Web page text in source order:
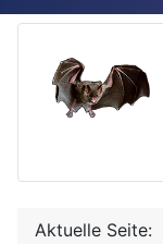
Aktuelle Seite: